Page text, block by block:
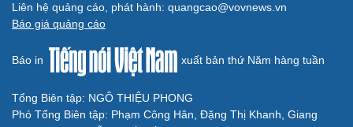
Liên hệ quảng cáo, phát hành: quangcao@vovnews.vn
Báo giá quảng cáo
Báo in xuất bản thứ Năm hàng tuần
Tổng Biên tập: NGÔ THIỆU PHONG
Phó Tổng Biên tập: Phạm Công Hân, Đặng Thị Khanh, Giang